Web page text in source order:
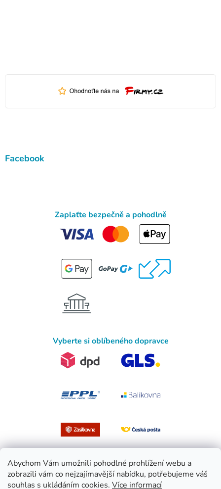
Abychom Vám umožnili pohodlné prohlížení webu a
zobrazili vám co nejzajímavější nabídku, potřebujeme váš
souhlas s ukládáním cookies. Více informací
Facebook
Zaplaťte bezpečně a pohodlně
Vyberte si oblíbeného dopravce